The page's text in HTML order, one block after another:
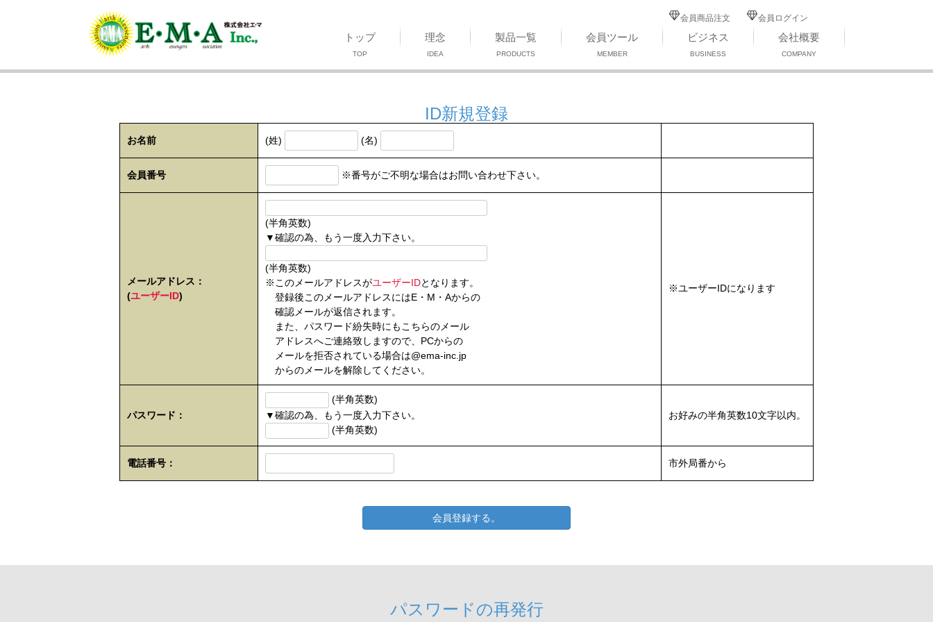
会員商品注文 会員ログイン
トップ
TOP
理念
IDEA
製品一覧
PRODUCTS
会員ツール
MEMBER
ビジネス
BUSINESS
会社概要
COMPANY
ID新規登録
お名前 (姓) (名)
会員番号 ※番号がご不明な場合はお問い合わせ下さい。
メールアドレス：
(ユーザーID)
(半角英数)
▼確認の為、もう一度入力下さい。
(半角英数)
※このメールアドレスがユーザーIDとなります。
登録後このメールアドレスにはE・M・Aからの
確認メールが返信されます。
また、パスワード紛失時にもこちらのメール
アドレスへご連絡致しますので、PCからの
メールを拒否されている場合は@ema-inc.jp
からのメールを解除してください。
※ユーザーIDになります
パスワード：
(半角英数)
▼確認の為、もう一度入力下さい。
(半角英数)
お好みの半角英数10文字以内。
電話番号： 市外局番から
会員登録する。
パスワードの再発行